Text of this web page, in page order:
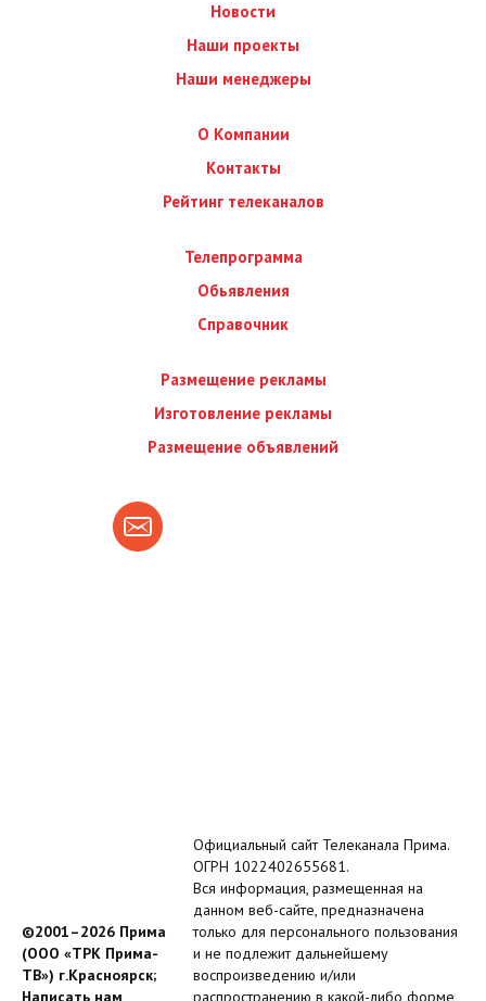
Новости
Наши проекты
Наши менеджеры
О Компании
Контакты
Рейтинг телеканалов
Телепрограмма
Обьявления
Справочник
Размещение рекламы
Изготовление рекламы
Размещение объявлений
©2001–2026 Прима
(ООО «ТРК Прима-
ТВ») г.Красноярск;
Написать нам
Официальный сайт Телеканала Прима.
ОГРН 1022402655681.
Вся информация, размещенная на
данном веб-сайте, предназначена
только для персонального пользования
и не подлежит дальнейшему
воспроизведению и/или
распространению в какой-либо форме,